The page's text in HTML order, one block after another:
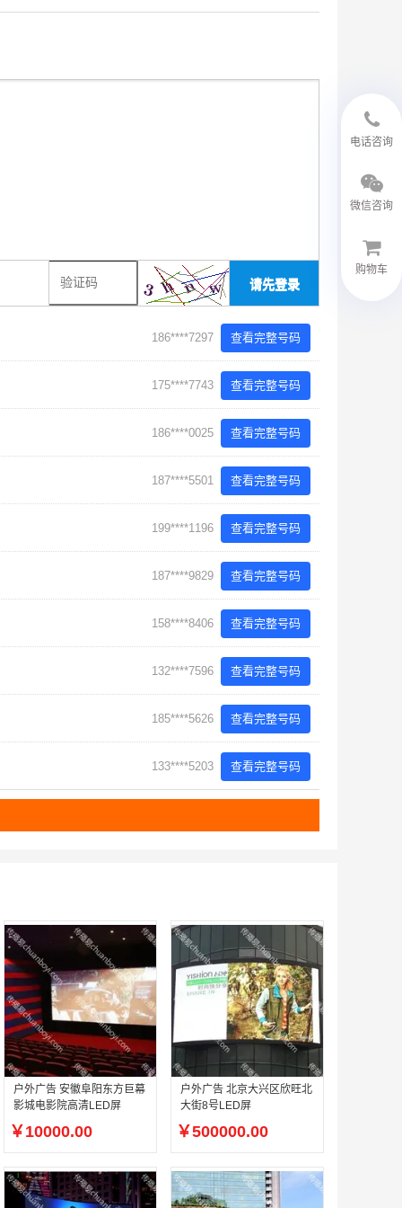
请先登录
186****7297 查看完整号码
175****7743 查看完整号码
186****0025 查看完整号码
187****5501 查看完整号码
199****1196 查看完整号码
187****9829 查看完整号码
158****8406 查看完整号码
132****7596 查看完整号码
185****5626 查看完整号码
133****5203 查看完整号码
户外广告 安徽阜阳东方巨幕
影城电影院高清LED屏
￥10000.00
户外广告 北京大兴区欣旺北
大街8号LED屏
￥500000.00
电话咨询
微信咨询
购物车